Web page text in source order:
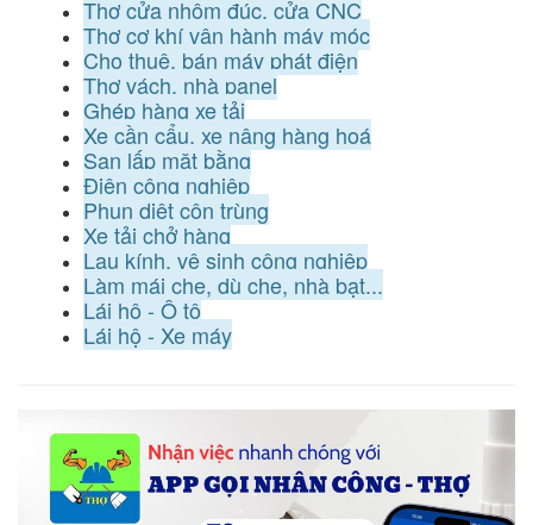
Thợ cửa nhôm đúc, cửa CNC
Thợ cơ khí vận hành máy móc
Cho thuê, bán máy phát điện
Thợ vách, nhà panel
Ghép hàng xe tải
Xe cần cẩu, xe nâng hàng hoá
San lấp mặt bằng
Điện công nghiệp
Phun diệt côn trùng
Xe tải chở hàng
Lau kính, vệ sinh công nghiệp
Làm mái che, dù che, nhà bạt...
Lái hộ - Ô tô
Lái hộ - Xe máy